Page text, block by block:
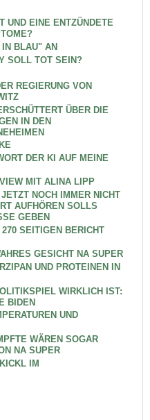
UND EINE ENTZÜNDETE
BLAU" AN
SOLL TOT SEIN?
REGIERUNG VON
ÜBER DIE
IN DEN
DER KI AUF MEINE
MIT ALINA LIPP
NOCH IMMER NICHT
AUFHÖREN SOLLS
GEBEN
SEITIGEN BERICHT
GESICHT NA SUPER
UND PROTEINEN IN
WIRKLICH IST:
BIDEN
UND
WÄREN SOGAR
NA SUPER
IM